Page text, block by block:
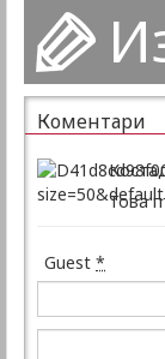
Коментари
Това
Guest *